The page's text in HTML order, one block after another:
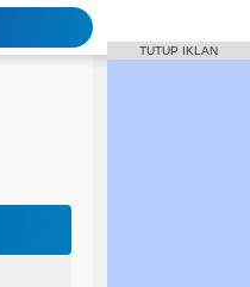
Hasto Kritik Bupati Malang soal Pelantikan Anak, PDIP Telusuri Proses Seleksi
Jalan Gondanglegi-Balekambang Berubah Jadi Jalan Nasional, Dewanti Rumpoko Beber Dampaknya [NUSANTARANEW.CO]
TUTUP IKLAN